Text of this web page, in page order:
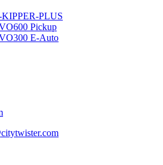
PLUS
Pickup
E-Auto